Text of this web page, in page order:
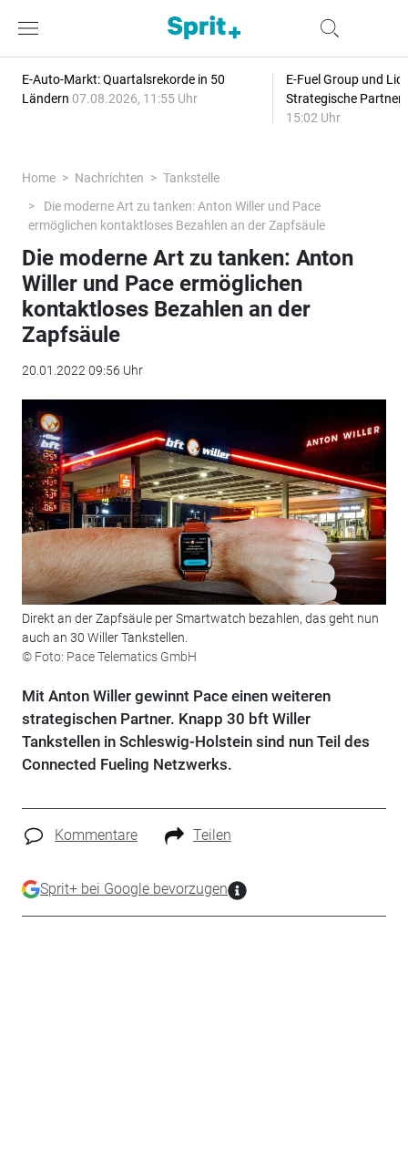
E-Auto-Markt: Quartalsrekorde in 50
Ländern 07.08.2026, 11:55 Uhr
E-Fuel Group und
Strategische
15:02 Uhr
Home Nachrichten
Tankstelle
Die moderne Art zu tanken: Anton Willer und Pace
ermöglichen kontaktloses Bezahlen an der Zapfsäule
Die moderne Art zu tanken: Anton
Willer und Pace ermöglichen
kontaktloses Bezahlen an der
Zapfsäule
20.01.2022 09:56 Uhr
Direkt an der Zapfsäule per Smartwatch bezahlen, das geht nun
auch an 30 Willer Tankstellen.
© Foto: Pace Telematics GmbH
Mit Anton Willer gewinnt Pace einen weiteren
strategischen Partner. Knapp 30 bft Willer
Tankstellen in Schleswig-Holstein sind nun Teil des
Connected Fueling Netzwerks.
Kommentare Teilen
Sprit+ bei Google bevorzugen